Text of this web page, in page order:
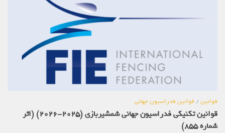
قوانین/ قوانین فدراسیون جهانی
قوانین تکنیکی فدراسیون جهانی شمشیربازی (2025-2026) (اثر
شماره 855)